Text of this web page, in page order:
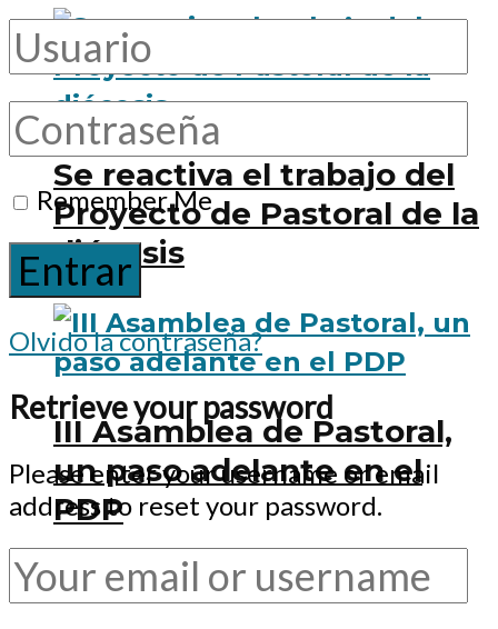
Se reactiva el trabajo del
Proyecto de Pastoral de la
diócesis
III Asamblea de Pastoral,
un paso adelante en el
PDP
Remember Me
Olvido la contraseña?
Retrieve your password
Please enter your username or email
address to reset your password.